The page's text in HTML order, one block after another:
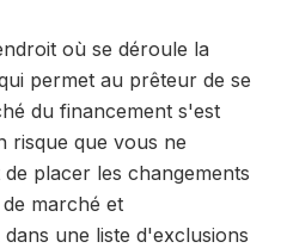
où se déroule la
permet au prêteur de se
du financement s'est
risque que vous ne
placer les changements
marché et
une liste d'exclusions